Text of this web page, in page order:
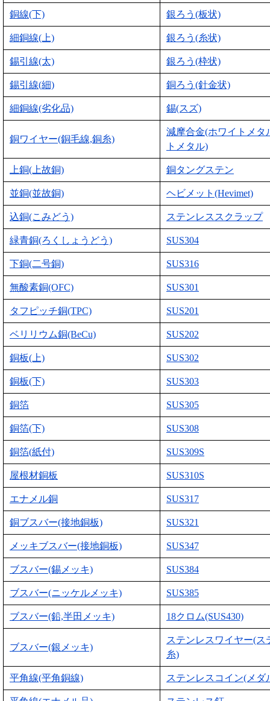
銅線(下) 銀ろう(板状)
細銅線(上) 銀ろう(糸状)
錫引線(太) 銀ろう(枠状)
錫引線(細) 銅ろう(針金状)
細銅線(劣化品) 錫(スズ)
銅ワイヤー(銅毛線,銅糸)
減摩合金(ホワイトメタ
トメタル)
上銅(上故銅) 銅タングステン
並銅(並故銅) ヘビメット(Hevimet)
込銅(こみどう) ステンレススクラップ
緑青銅(ろくしょうどう) SUS304
下銅(二号銅) SUS316
無酸素銅(OFC) SUS301
タフピッチ銅(TPC) SUS201
ベリリウム銅(BeCu) SUS202
銅板(上) SUS302
銅板(下) SUS303
銅箔 SUS305
銅箔(下) SUS308
銅箔(紙付) SUS309S
屋根材銅板 SUS310S
エナメル銅 SUS317
銅ブスバー(接地銅板) SUS321
メッキブスバー(接地銅板) SUS347
ブスバー(錫メッキ) SUS384
ブスバー(ニッケルメッキ) SUS385
ブスバー(鉛,半田メッキ) 18クロム(SUS430)
ブスバー(銀メッキ)
ステンレスワイヤー(ス
糸)
平角線(平角銅線) ステンレスコイン(メダ